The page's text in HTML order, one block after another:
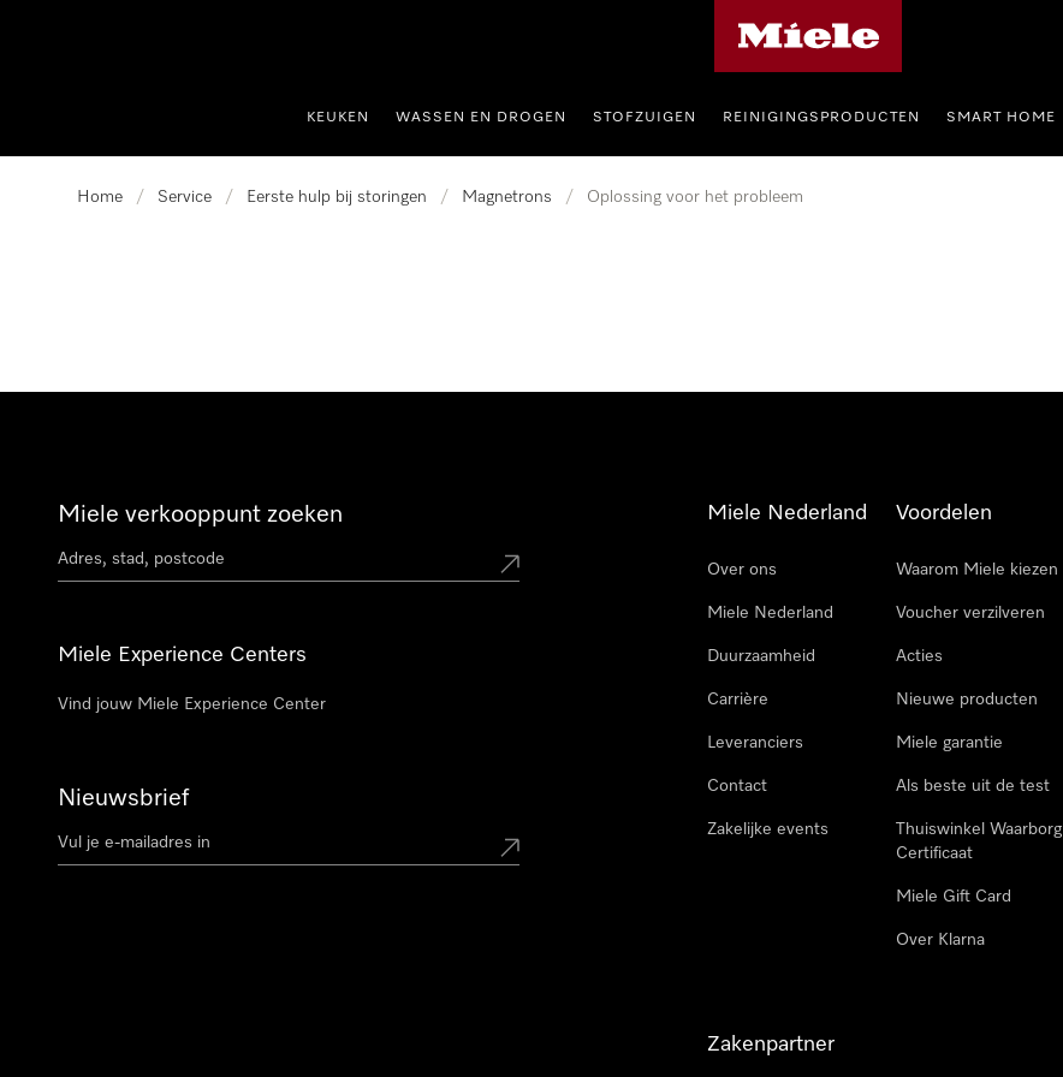
KEUKEN WASSEN EN DROGEN STOFZUIGEN REINIGINGSPRODUCTEN SMART HOME
Home / Service / Eerste hulp bij storingen / Magnetrons / Oplossing voor het probleem
Miele verkooppunt zoeken
Miele Experience Centers
Vind jouw Miele Experience Center
Nieuwsbrief
Miele Nederland
Over ons
Miele Nederland
Duurzaamheid
Carrière
Leveranciers
Contact
Zakelijke events
Voordelen
Waarom Miele kiezen
Voucher verzilveren
Acties
Nieuwe producten
Miele garantie
Als beste uit de test
Thuiswinkel Waarborg
Certificaat
Miele Gift Card
Over Klarna
Zakenpartner